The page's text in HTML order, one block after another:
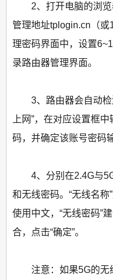
2、打开电脑的浏览
管理地址tplogin.cn（
理密码界面中，设置
录路由器管理界面。
3、路由器会自动检
上网”，在对应设置框
码，并确定该账号密码
4、分别在2.4G与5G
和无线密码。“无线名
使用中文，“无线密码”
合，点击“确定”。
注意：如果5G的无